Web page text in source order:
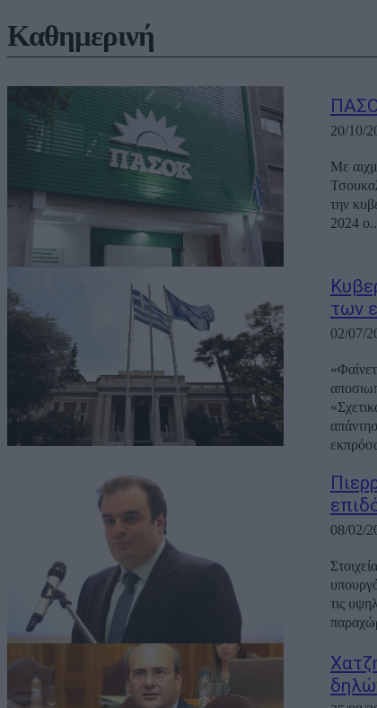
Καθημερινή
20/10/
Με
την
2024
των
02/07/
08/02/
τις